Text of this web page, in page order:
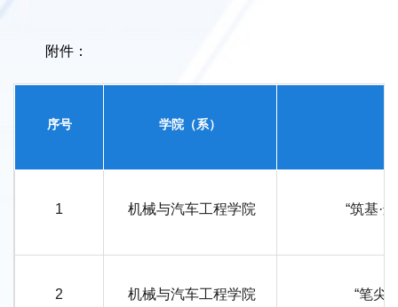
附件：
序号 学院（系）
1 机械与汽车工程学院 “筑基·
2 机械与汽车工程学院 “笔尖